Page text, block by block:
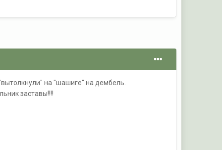
на "шашиге" на дембель.
заставы!!!!